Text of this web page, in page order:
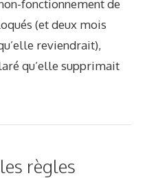
fonctionnement de
(et deux mois
reviendrait),
qu’elle supprimait
règles